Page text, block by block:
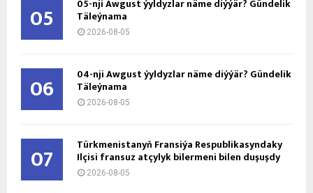
05 05-nji Awgust ýyldyzlar näme diýýär? Gündelik
Täleýnama
2026-08-05
06 04-nji Awgust ýyldyzlar näme diýýär? Gündelik
Täleýnama
2026-08-05
07 Türkmenistanyň Fransiýa Respublikasyndaky
Ilçisi fransuz atçylyk bilermeni bilen duşuşdy
2026-08-05